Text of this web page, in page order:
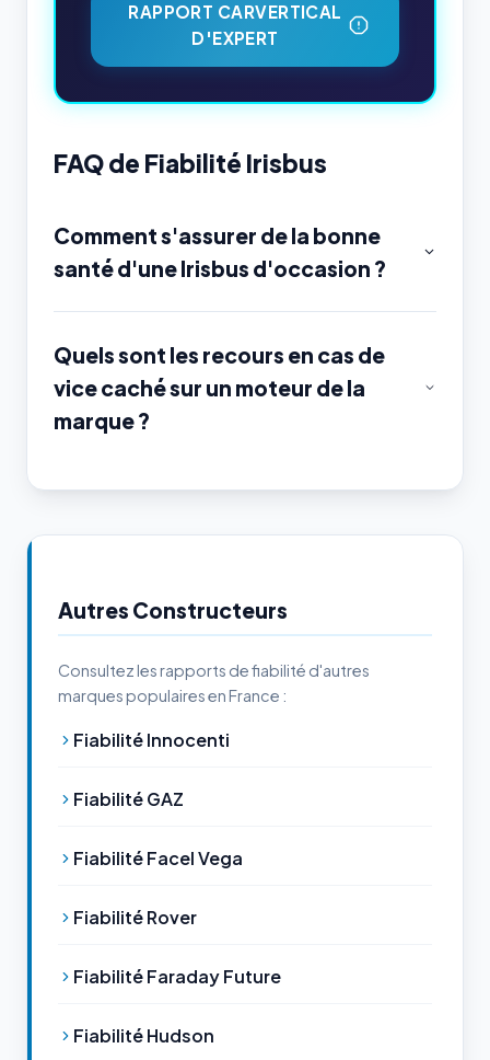
RAPPORT CARVERTICAL
D'EXPERT
FAQ de Fiabilité Irisbus
Comment s'assurer de la bonne
santé d'une Irisbus d'occasion ?
Quels sont les recours en cas de
vice caché sur un moteur de la
marque ?
Autres Constructeurs
Consultez les rapports de fiabilité d'autres
marques populaires en France :
Fiabilité Innocenti
Fiabilité GAZ
Fiabilité Facel Vega
Fiabilité Rover
Fiabilité Faraday Future
Fiabilité Hudson